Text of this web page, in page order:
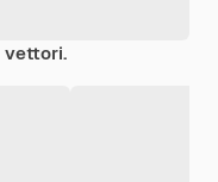
vettori.